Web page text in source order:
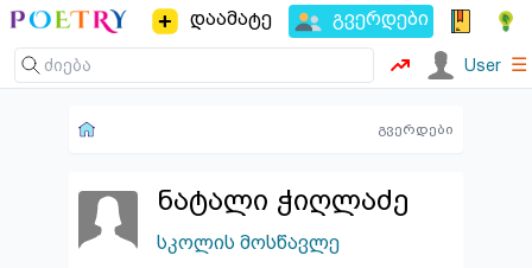
დაამატე გვერდები
User ☰
გვერდები
ნატალი ჭიღლაძე
სკოლის მოსწავლე